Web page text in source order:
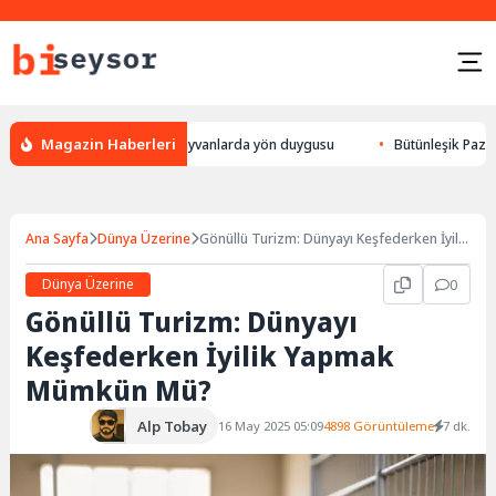
Magazin Haberleri
yön bulması, hayvanlarda yön duygusu Bütünleşik Pazarlama:
Ana Sayfa Dünya Üzerine Gönüllü Turizm: Dünyayı Keşfederken İyilik
Dünya Üzerine
0
Gönüllü Turizm: Dünyayı
Keşfederken İyilik Yapmak
Mümkün Mü?
Alp Tobay 16 May 2025 05:094898 Görüntüleme 7 dk.